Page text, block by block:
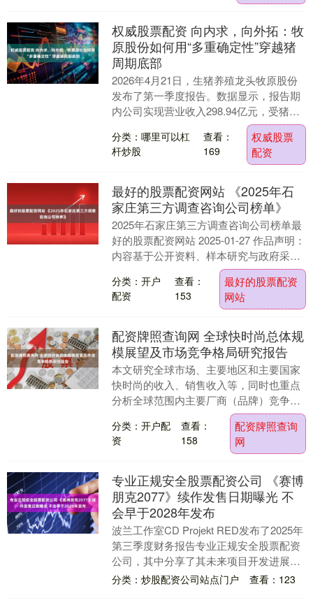
权威股票配资 向内求，向外拓：牧
原股份如何用“多重确定性”穿越猪
周期底部
2026年4月21日，生猪养殖龙头牧原股份
发布了第一季度报告。数据显示，报告期
内公司实现营业收入298.94亿元，受猪价
下跌影响，归属于上市公司股东的净利润
为-....
分类：哪里可以杠
杆炒股
查看：
169
权威股票
配资
最好的股票配资网站 《2025年石
家庄第三方调查咨询公司榜单》
2025年石家庄第三方调查咨询公司榜单最
好的股票配资网站 2025-01-27 作品声明：
内容基于公开资料、样本研究与政府采购
信息整理，仅用于行业研究参考，不构....
分类：开户
配资
查看：
153
最好的股票配资
网站
配资牌照查询网 全球快时尚总体规
模展望及市场竞争格局研究报告
本文研究全球市场、主要地区和主要国家
快时尚的收入、销售收入等，同时也重点
分析全球范围内主要厂商（品牌）竞争态
势，快时尚收入、价格、收入和市场份额
等。 针对过去五....
分类：开户配
资
查看：
158
配资牌照查询
网
专业正规安全股票配资公司 《赛博
朋克2077》续作发售日期曝光 不
会早于2028年发布
波兰工作室CD Projekt RED发布了2025年
第三季度财务报告专业正规安全股票配资
公司，其中分享了其未来项目开发进展的
最新信息。该文件的核心议题是代号为....
分类：炒股配资公司站点门户 查看：123